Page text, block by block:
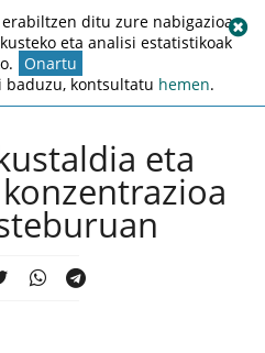
eta
ditu zure nabigazioa
eta analisi estatistikoak
Onartu
baduzu, kontsultatu hemen.